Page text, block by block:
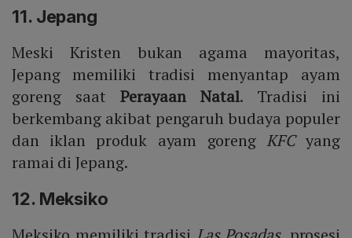
11. Jepang
Meski Kristen bukan agama mayoritas,
Jepang memiliki tradisi menyantap ayam
goreng saatPerayaan Natal. Tradisi ini
berkembang akibat pengaruh budaya populer
dan iklan produk ayam goreng KFCyang
ramai di Jepang.
12. Meksiko